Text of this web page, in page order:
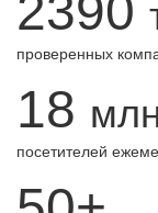
проверенных
18
посетителей